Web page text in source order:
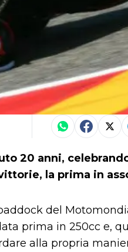
20 anni,
la prima in
del
prima in 250cc e,
alla propria